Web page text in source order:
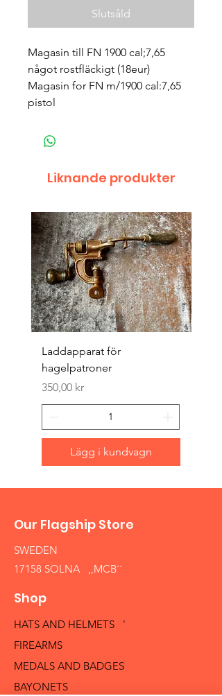
Slutsåld
Magasin till FN 1900 cal;7,65
något rostfläckigt (18eur)
Magasin for FN m/1900 cal:7,65
pistol
Liknande produkter
Laddapparat för
hagelpatroner
Pris
350,00 kr
Lägg i kundvagn
Our Flagship Store
SWEDEN
17158 SOLNA ,,MCB´´
Shop
HATS AND HELMETS '
FIREARMS
MEDALS AND BADGES
BAYONETS